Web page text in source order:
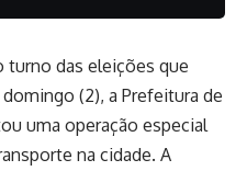
turno das eleições que
(2), a Prefeitura de
uma operação especial
na cidade. A